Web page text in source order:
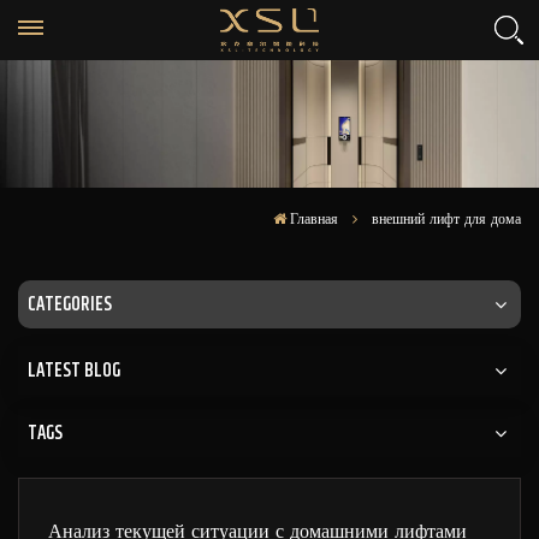
Главная внешний лифт для дома
CATEGORIES
LATEST BLOG
TAGS
Анализ текущей ситуации с домашними лифтами